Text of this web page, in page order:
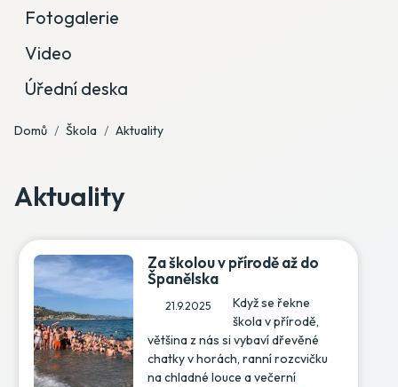
Fotogalerie
Video
Úřední deska
Domů Škola Aktuality
Aktuality
Za školou v přírodě až do
Španělska
21.9.2025
Když se řekne
škola v přírodě,
většina z nás si vybaví dřevěné
chatky v horách, ranní rozcvičku
na chladné louce a večerní